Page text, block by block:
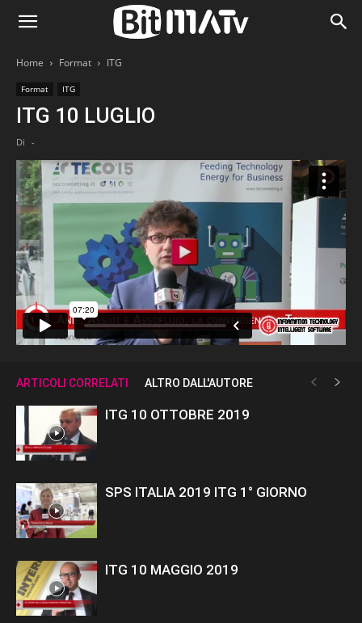
Home Format ITG
Format ITG
ITG 10 LUGLIO
Di -
ARTICOLI CORRELATI ALTRO DALL'AUTORE
ITG 10 OTTOBRE 2019
SPS ITALIA 2019 ITG 1° GIORNO
ITG 10 MAGGIO 2019